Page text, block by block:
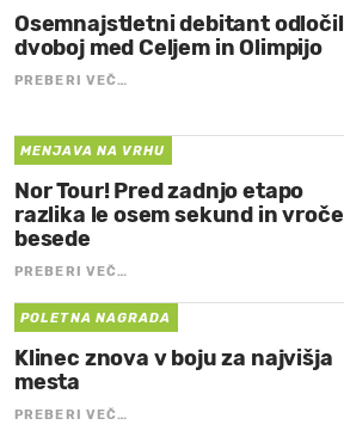
Osemnajstletni debitant odločil
dvoboj med Celjem in Olimpijo
PREBERI VEČ…
MENJAVA NA VRHU
Nor Tour! Pred zadnjo etapo
razlika le osem sekund in vroče
besede
PREBERI VEČ…
POLETNA NAGRADA
Klinec znova v boju za najvišja
mesta
PREBERI VEČ…